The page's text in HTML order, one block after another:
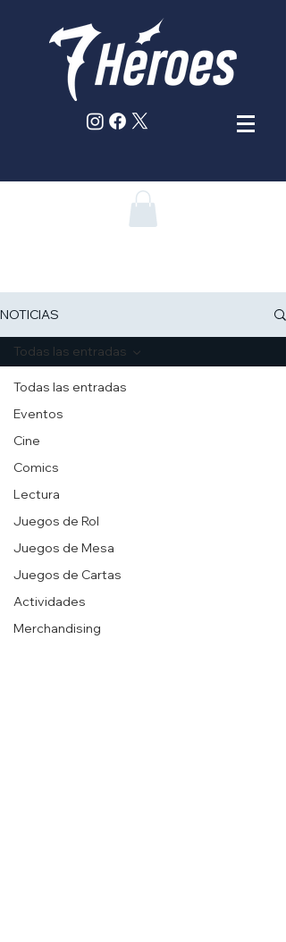
NOTICIAS
Todas las entradas
Eventos
Cine
Comics
Lectura
Juegos de Rol
Juegos de Mesa
Juegos de Cartas
Actividades
Merchandising
Todas las entradas